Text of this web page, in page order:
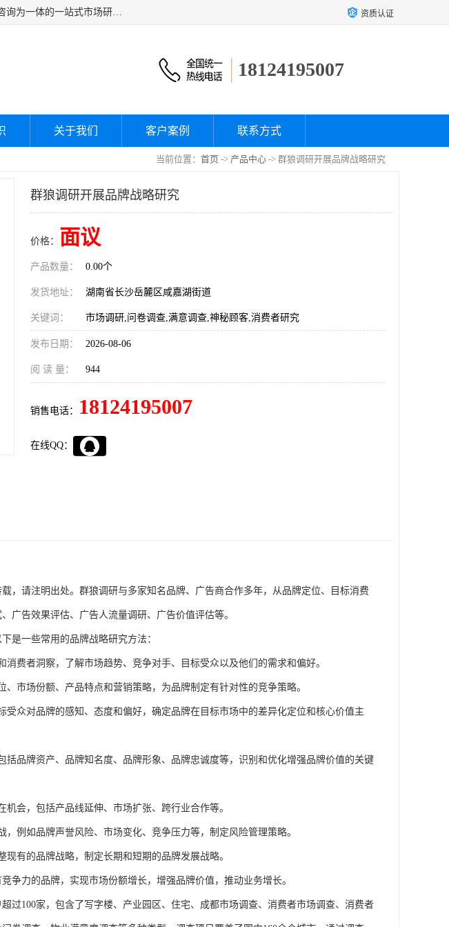
湖南群狼市场调研服务有限公司是一家集问卷设计、市场调查执行、数据统计分析、报告撰写、研究咨询为一体的一站式市场研究服务机构，主要服务：市场调研、三方评估、满意度研究、快消研究、地产物业调查、品牌研究、神秘顾客调查、行业研究、产品研究、公共事务专项调查等。 资质认证
18124195007
关于我们 客户案例 联系方式
当前位置： 首页 -> 产品中心 -> 群狼调研开展品牌战略研究
群狼调研开展品牌战略研究
价格： 面议
产品数量： 0.00个
发货地址： 湖南省长沙岳麓区咸嘉湖街道
关键词： 市场调研,问卷调查,满意调查,神秘顾客,消费者研究
发布日期： 2026-08-06
阅 读 量： 944
销售电话： 18124195007
在线QQ：
，请注明出处。 群狼调研与多家知名品牌、广告商合作多年，从品牌定位、目标消费
广告效果评估、广告人流量调研、广告价值评估等。
是一些常用的品牌战略研究方法：
费者洞察，了解市场趋势、竞争对手、目标受众以及他们的需求和偏好。
市场份额、产品特点和营销策略，为品牌制定有针对性的竞争策略。
受众对品牌的感知、态度和偏好，确定品牌在目标市场中的差异化定位和核心价值主
括品牌资产、品牌知名度、品牌形象、品牌忠诚度等，识别和优化增强品牌价值的关键
会，包括产品线延伸、市场扩张、跨行业合作等。
例如品牌声誉风险、市场变化、竞争压力等，制定风险管理策略。
有的品牌战略，制定长期和短期的品牌发展战略。
争力的品牌，实现市场份额增长，增强品牌价值，推动业务增长。
超过100家，包含了写字楼、产业园区、住宅、成都市场调查、消费者市场调查、消费者